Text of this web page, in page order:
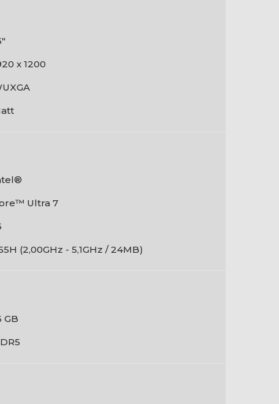
x 1200
Ultra 7
(2,00GHz - 5,1GHz / 24MB)
GB